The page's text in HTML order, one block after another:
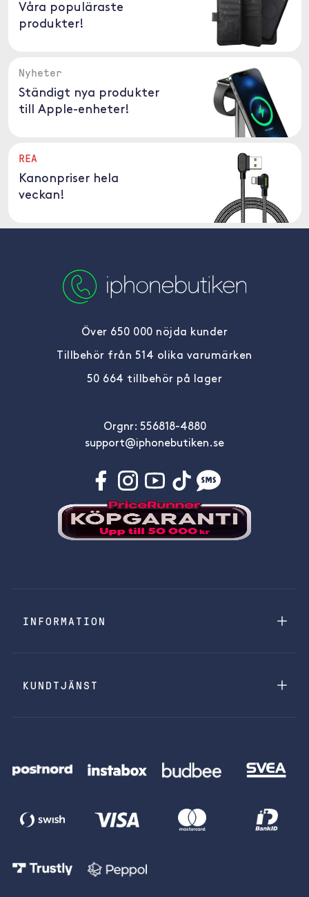
Våra populäraste
produkter!
Nyheter
Ständigt nya produkter
till Apple-enheter!
REA
Kanonpriser hela
veckan!
Över 650 000 nöjda kunder
Tillbehör från 514 olika varumärken
50 664 tillbehör på lager
Orgnr: 556818-4880
support@iphonebutiken.se
INFORMATION
KUNDTJÄNST